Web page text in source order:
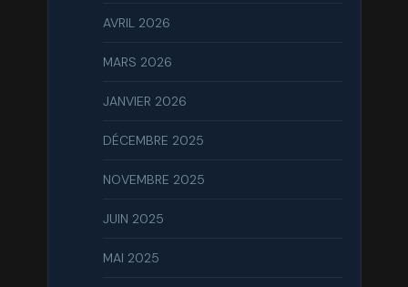
AVRIL 2026
MARS 2026
JANVIER 2026
DÉCEMBRE 2025
NOVEMBRE 2025
JUIN 2025
MAI 2025